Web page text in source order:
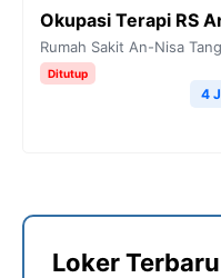
⁠Okupasi Terapi RS
Rumah Sakit An-Nisa
Ditutup
4
Loker Terbaru